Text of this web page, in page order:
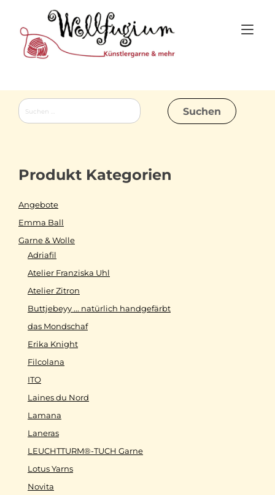
content
Suchen
nach:
Produkt Kategorien
Angebote
Emma Ball
Garne & Wolle
Adriafil
Atelier Franziska Uhl
Atelier Zitron
Buttjebeyy ... natürlich handgefärbt
das Mondschaf
Erika Knight
Filcolana
ITO
Laines du Nord
Lamana
Laneras
LEUCHTTURM®-TUCH Garne
Lotus Yarns
Novita